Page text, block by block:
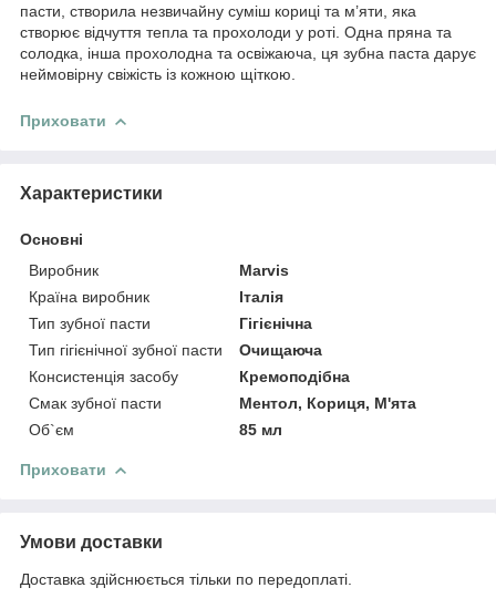
пасти, створила незвичайну суміш кориці та м’яти, яка
створює відчуття тепла та прохолоди у роті. Одна пряна та
солодка, інша прохолодна та освіжаюча, ця зубна паста дарує
неймовірну свіжість із кожною щіткою.
Приховати
Характеристики
Основні
Виробник
Marvis
Країна виробник
Італія
Тип зубної пасти
Гігієнічна
Тип гігієнічної зубної пасти
Очищаюча
Консистенція засобу
Кремоподібна
Смак зубної пасти
Ментол, Кориця, М'ята
Об`єм
85 мл
Приховати
Умови доставки
Доставка здійснюється тільки по передоплаті.